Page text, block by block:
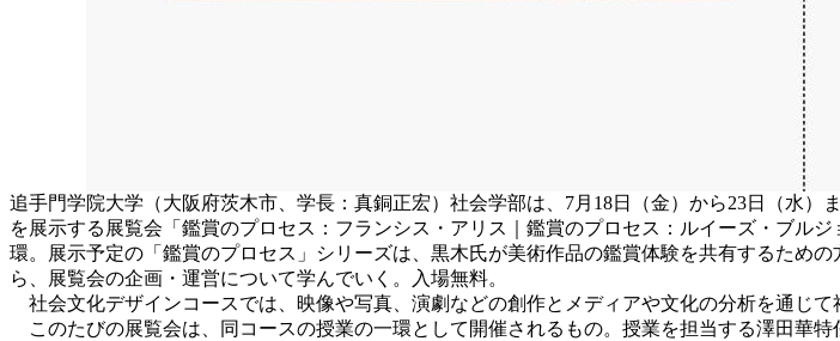
追手門学院大学（大阪府茨木市、学長：真銅正宏）社会学部は、7月18日（金）から23日（水
を展示する展覧会「鑑賞のプロセス：フランシス・アリス｜鑑賞のプロセス：ルイーズ・ブル
環。展示予定の「鑑賞のプロセス」シリーズは、黒木氏が美術作品の鑑賞体験を共有するため
ら、展覧会の企画・運営について学んでいく。入場無料。
社会文化デザインコースでは、映像や写真、演劇などの創作とメディアや文化の分析を通じて
このたびの展覧会は、同コースの授業の一環として開催されるもの。授業を担当する澤田華